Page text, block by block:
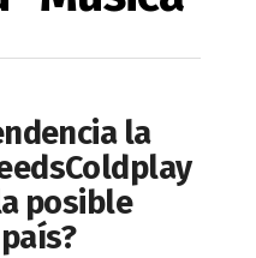
la
posible